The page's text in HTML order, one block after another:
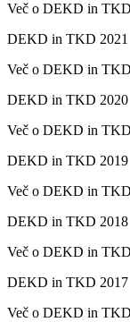
Več o DEKD in TKD
DEKD in TKD 2021
Več o DEKD in TKD
DEKD in TKD 2020
Več o DEKD in TKD
DEKD in TKD 2019
Več o DEKD in TKD
DEKD in TKD 2018
Več o DEKD in TKD
DEKD in TKD 2017
Več o DEKD in TKD